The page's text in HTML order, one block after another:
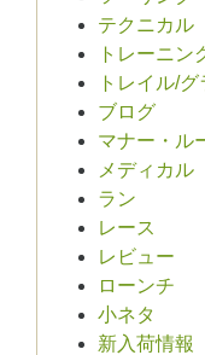
テクニカル
トレーニン
トレイル/
ブログ
マナー・ル
メディカル
ラン
レース
レビュー
ローンチ
小ネタ
新入荷情報